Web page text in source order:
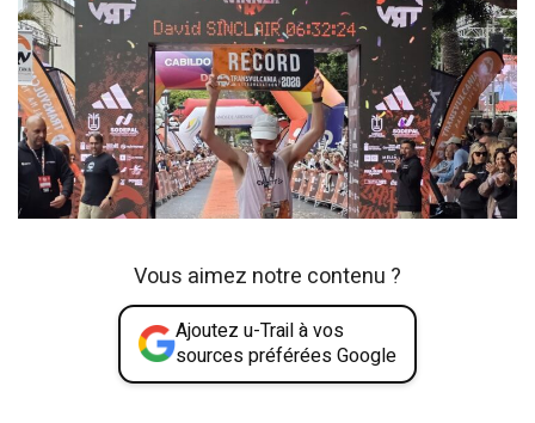
Vous aimez notre contenu ?
Ajoutez u-Trail à vos
sources préférées Google